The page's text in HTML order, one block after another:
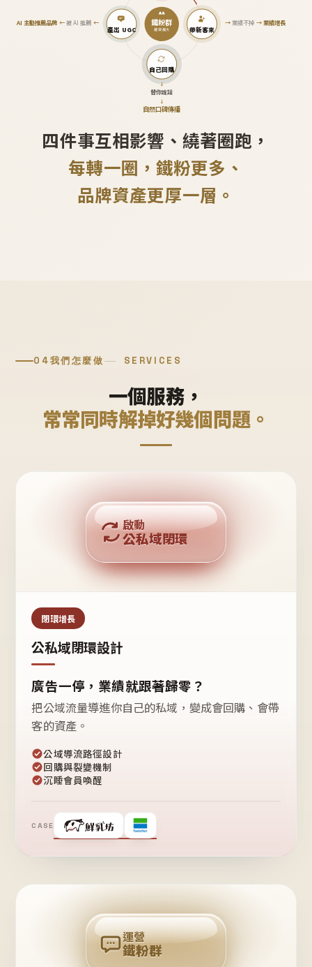
鐵粉群
越滾越大 帶新客來
→業績不掉 →業績增長
自己回購
↓
替你說話
↓
自然口碑傳播
產出 UGC
AI 主動推薦品牌←被 AI 推薦 ←
四件事互相影響、繞著圈跑，
每轉一圈，鐵粉更多、
品牌資產更厚一層。
04我們怎麼做 SERVICES
一個服務，
常常同時解掉好幾個問題。
公域流量
私域鐵粉
回購複利
啟動
公私域閉環
閉環增長
公私域閉環設計
廣告一停，業績就跟著歸零？
把公域流量導進你自己的私域，變成會回購、會帶
客的資產。
公域導流路徑設計
回購與裂變機制
沉睡會員喚醒
CASE
❤
粉
回
購
運營
鐵粉群